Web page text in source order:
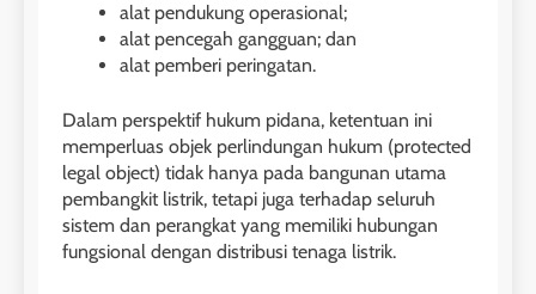
alat pendukung operasional;
alat pencegah gangguan; dan
alat pemberi peringatan.
Dalam perspektif hukum pidana, ketentuan ini
memperluas objek perlindungan hukum (protected
legal object) tidak hanya pada bangunan utama
pembangkit listrik, tetapi juga terhadap seluruh
sistem dan perangkat yang memiliki hubungan
fungsional dengan distribusi tenaga listrik.